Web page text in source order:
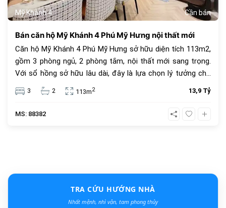
Mỹ Khánh 4 Cần bán
Bán căn hộ Mỹ Khánh 4 Phú Mỹ Hưng nội thất mới
Căn hộ Mỹ Khánh 4 Phú Mỹ Hưng sở hữu diện tích 113m2,
gồm 3 phòng ngủ, 2 phòng tắm, nội thất mới sang trọng.
Với sổ hồng sở hữu lâu dài, đây là lựa chọn lý tưởng cho
an cư và đầu tư. Giá bán 13.9 tỷ đồng, vị trí trung tâm, tiện
ích đầy đủ.
3 2 113m2 13,9 Tỷ
MS: 88382
TRA CỨU HƯỚNG NHÀ
Nhất mệnh, nhì vận, tam phong thủy